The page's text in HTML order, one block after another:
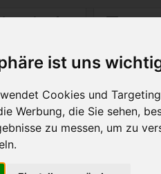
ist uns
Cookies und
Werbung, die Sie sehen,
zu messen, um zu
verkaufen
PR_FSTU17_Fallstudie ILS/
liebe Mitstudierende,
könnt ihr meine